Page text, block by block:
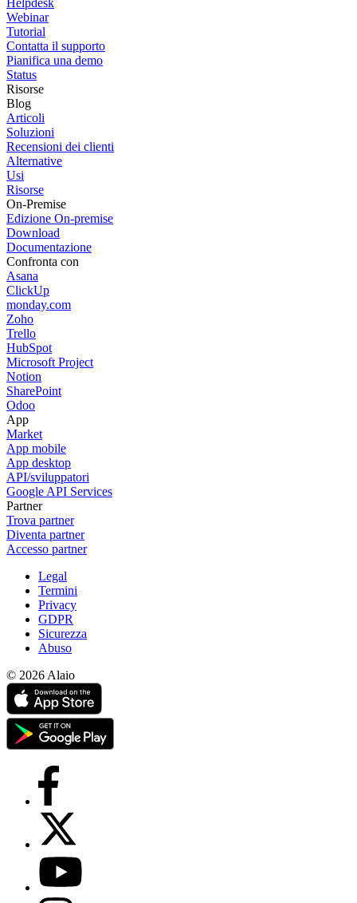
Helpdesk
Webinar
Tutorial
Contatta il supporto
Pianifica una demo
Status
Risorse
Blog
Articoli
Soluzioni
Recensioni dei clienti
Alternative
Usi
Risorse
On-Premise
Edizione On-premise
Download
Documentazione
Confronta con
Asana
ClickUp
monday.com
Zoho
Trello
HubSpot
Microsoft Project
Notion
SharePoint
Odoo
App
Market
App mobile
App desktop
API/sviluppatori
Google API Services
Partner
Trova partner
Diventa partner
Accesso partner
Legal
Termini
Privacy
GDPR
Sicurezza
Abuso
© 2026 Alaio